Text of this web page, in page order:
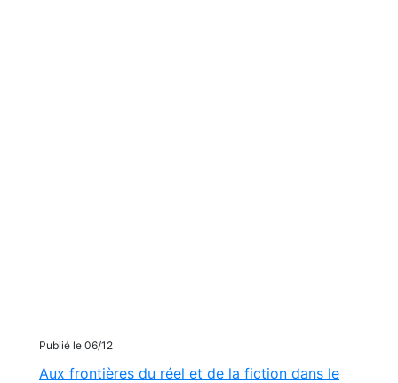
Publié le 06/12
Aux frontières du réel et de la fiction dans le